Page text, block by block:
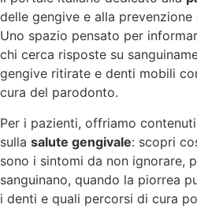
delle gengive e alla
Uno spazio pensato per
chi cerca risposte su
gengive ritirate e denti mobili
cura del parodonto.
Per i pazienti, offriamo
sulla salute gengivale: scopri
sono i sintomi da non ignorare,
sanguinano, quando la piorrea
i denti e quali percorsi di cura